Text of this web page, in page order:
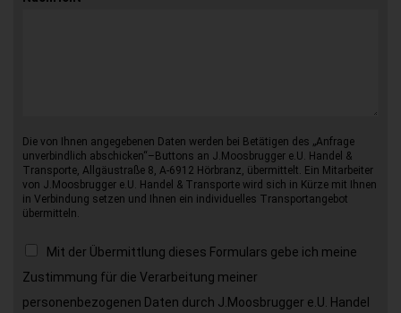
Die von Ihnen angegebenen Daten werden bei Betätigen des „Anfrage
unverbindlich abschicken“–Buttons an J.Moosbrugger e.U. Handel &
Transporte, Allgäustraße 8, A-6912 Hörbranz, übermittelt. Ein Mitarbeiter
von J.Moosbrugger e.U. Handel & Transporte wird sich in Kürze mit Ihnen
in Verbindung setzen und Ihnen ein individuelles Transportangebot
übermitteln.
Mit der Übermittlung dieses Formulars gebe ich meine
Zustimmung für die Verarbeitung meiner
personenbezogenen Daten durch J.Moosbrugger e.U. Handel